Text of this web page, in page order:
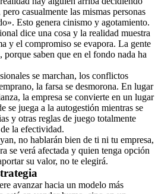
casualmente las mismas personas
Esto genera cinismo y agotamiento.
dice una cosa y la realidad muestra
y el compromiso se evapora. La gente
saben que en el fondo nada ha
se marchan, los conflictos
la farsa se desmorona. En lugar
la empresa se convierte en un lugar
se juega a la autogestión mientras se
y otras reglas de juego totalmente
la efectividad.
no hablarán bien de ti ni tu empresa,
se verá afectada y quien tenga opción
su valor, no te elegirá.
avanzar hacia un modelo más